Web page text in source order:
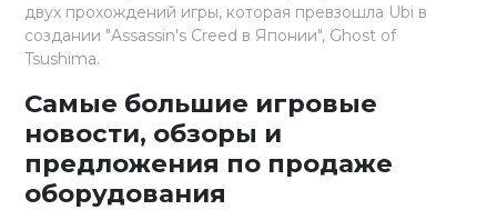
двух прохождений игры, которая превзошла Ubi в
создании "Assassin's Creed в Японии", Ghost of
Tsushima.
Самые большие игровые
новости, обзоры и
предложения по продаже
оборудования